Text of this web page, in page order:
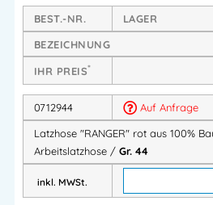
Hautfreundliches
Atmungsaktiv und angenehm
Komfortabel auch bei
Ideal für tägliche Einsätze in
Robust & strapazierfähig
Strapazierfähiges
Verstärkte Taschen
BEST.-NR.
LAGER
BEZEICHNUNG
IHR PREIS*
0712944
Auf Anfrage
Latzhose "RANGER" rot aus 100%
Arbeitslatzhose / Gr. 44
inkl. MWSt.